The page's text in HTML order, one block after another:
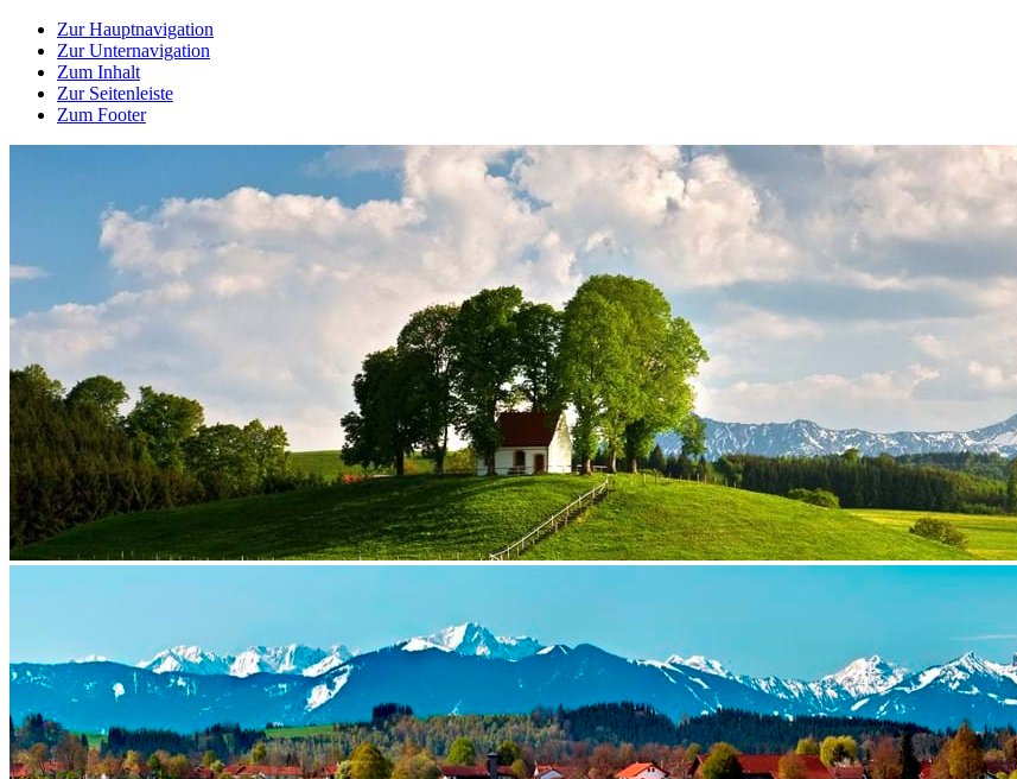
Zur Hauptnavigation
Zur Unternavigation
Zum Inhalt
Zur Seitenleiste
Zum Footer